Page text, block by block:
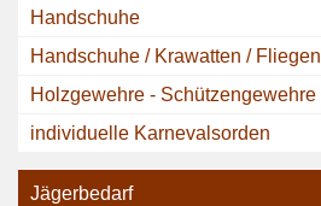
Handschuhe
Handschuhe / Krawatten / Fliegen
Holzgewehre - Schützengewehre
individuelle Karnevalsorden
Jägerbedarf